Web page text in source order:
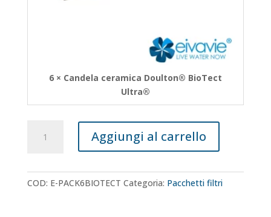
6 × Candela ceramica Doulton® BioTect
Ultra®
posto
Aggiungi al carrello
COD: E-PACK6BIOTECT Categoria: Pacchetti filtri